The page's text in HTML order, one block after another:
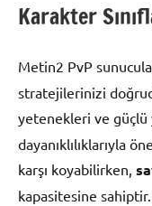
Karakter
Metin2 PvP
stratejilerinizi
yetenekleri ve güçlü
dayanıklılıklarıyla
karşı koyabilirken,
kapasitesine